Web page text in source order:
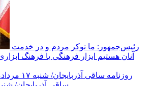
رئیس‌جمهور: ما نوکر مردم و در خدمت
آنان هستیم